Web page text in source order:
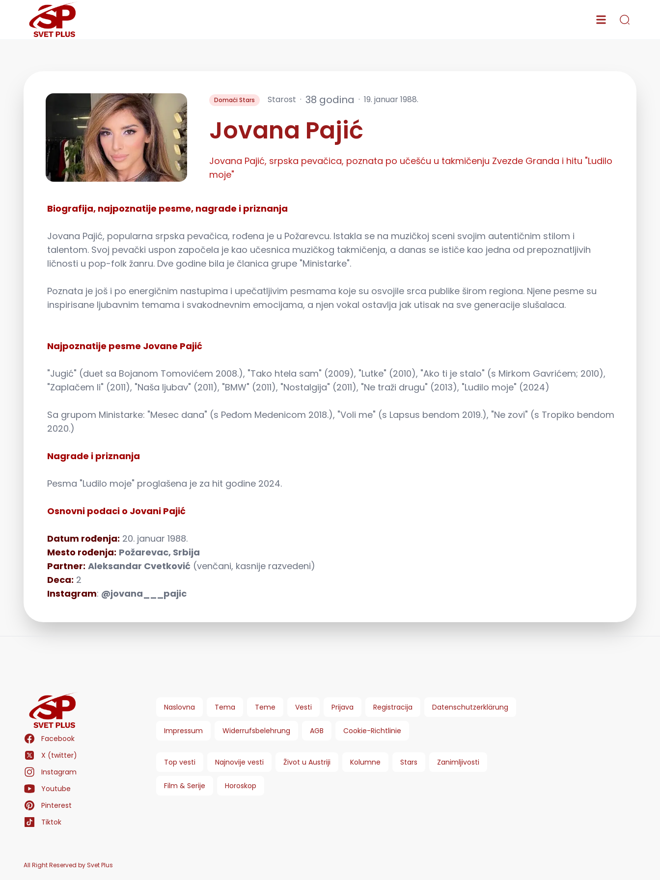
Domaći Stars Starost · 38 godina · 19. januar 1988.
Jovana Pajić
Jovana Pajić, srpska pevačica, poznata po učešću u takmičenju Zvezde Granda i hitu "Ludilo
moje"
Biografija, najpoznatije pesme, nagrade i priznanja
Jovana Pajić, popularna srpska pevačica, rođena je u Požarevcu. Istakla se na muzičkoj sceni svojim autentičnim stilom i
talentom. Svoj pevački uspon započela je kao učesnica muzičkog takmičenja, a danas se ističe kao jedna od prepoznatljivih
ličnosti u pop-folk žanru. Dve godine bila je članica grupe "Ministarke".
Poznata je još i po energičnim nastupima i upečatljivim pesmama koje su osvojile srca publike širom regiona. Njene pesme su
inspirisane ljubavnim temama i svakodnevnim emocijama, a njen vokal ostavlja jak utisak na sve generacije slušalaca.
Najpoznatije pesme Jovane Pajić
"Jugić" (duet sa Bojanom Tomovićem 2008.), "Tako htela sam" (2009), "Lutke" (2010), "Ako ti je stalo" (s Mirkom Gavrićem; 2010),
"Zaplačem li" (2011), "Naša ljubav" (2011), "BMW" (2011), "Nostalgija" (2011), "Ne traži drugu" (2013), "Ludilo moje" (2024)
Sa grupom Ministarke: "Mesec dana" (s Peđom Medenicom 2018.), "Voli me" (s Lapsus bendom 2019.), "Ne zovi" (s Tropiko bendom
2020.)
Nagrade i priznanja
Pesma "Ludilo moje" proglašena je za hit godine 2024.
Osnovni podaci o Jovani Pajić
Datum rođenja: 20. januar 1988.
Mesto rođenja: Požarevac, Srbija
Partner: Aleksandar Cvetković (venčani, kasnije razvedeni)
Deca: 2
Instagram: @jovana___pajic
Facebook
X (twitter)
Instagram
Youtube
Pinterest
Tiktok
Naslovna Tema Teme Vesti Prijava Registracija Datenschutzerklärung
Impressum Widerrufsbelehrung AGB Cookie-Richtlinie
Top vesti Najnovije vesti Život u Austriji Kolumne Stars Zanimljivosti
Film & Serije Horoskop
All Right Reserved by Svet Plus